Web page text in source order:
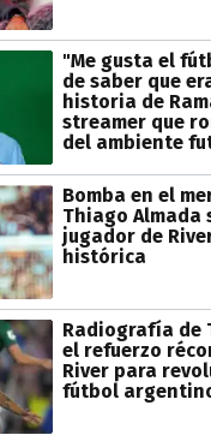
"Me gusta el
de saber que
historia de
streamer que
del ambiente
Bomba en el
Thiago Almada
jugador de
histórica
Radiografía de
el refuerzo
River para
fútbol